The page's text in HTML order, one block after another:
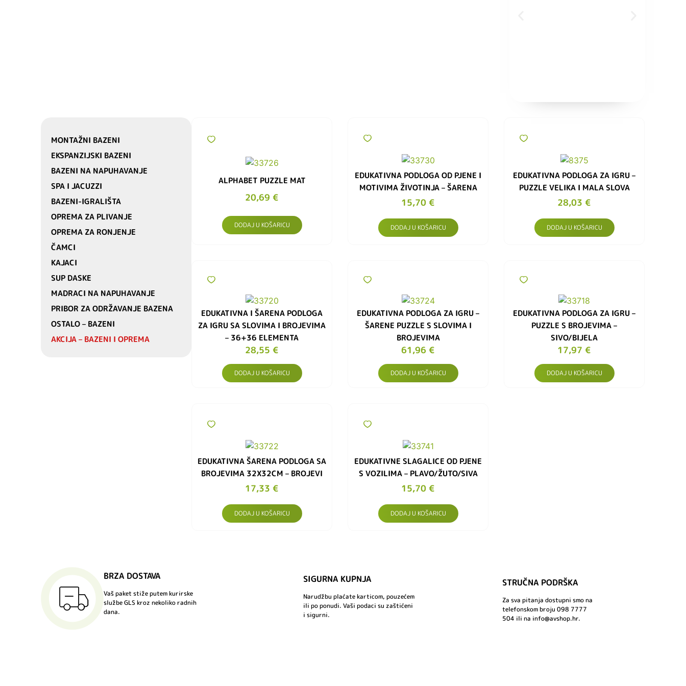
MONTAŽNI BAZENI
EKSPANZIJSKI BAZENI
BAZENI NA NAPUHAVANJE
SPA I JACUZZI
BAZENI-IGRALIŠTA
OPREMA ZA PLIVANJE
OPREMA ZA RONJENJE
ČAMCI
KAJACI
SUP DASKE
MADRACI NA NAPUHAVANJE
PRIBOR ZA ODRŽAVANJE BAZENA
OSTALO – BAZENI
AKCIJA – BAZENI I OPREMA
ALPHABET PUZZLE MAT
20,69 €
DODAJ U KOŠARICU
EDUKATIVNA PODLOGA OD PJENE I
MOTIVIMA ŽIVOTINJA – ŠARENA
15,70 €
DODAJ U KOŠARICU
EDUKATIVNA PODLOGA ZA IGRU –
PUZZLE VELIKA I MALA SLOVA
28,03 €
DODAJ U KOŠARICU
EDUKATIVNA I ŠARENA PODLOGA
ZA IGRU SA SLOVIMA I BROJEVIMA
– 36+36 ELEMENTA
28,55 €
DODAJ U KOŠARICU
EDUKATIVNA PODLOGA ZA IGRU –
ŠARENE PUZZLE S SLOVIMA I
BROJEVIMA
61,96 €
DODAJ U KOŠARICU
EDUKATIVNA PODLOGA ZA IGRU –
PUZZLE S BROJEVIMA –
SIVO/BIJELA
17,97 €
DODAJ U KOŠARICU
EDUKATIVNA ŠARENA PODLOGA SA
BROJEVIMA 32X32CM – BROJEVI
17,33 €
DODAJ U KOŠARICU
EDUKATIVNE SLAGALICE OD PJENE
S VOZILIMA – PLAVO/ŽUTO/SIVA
15,70 €
DODAJ U KOŠARICU
BRZA DOSTAVA
Vaš paket stiže putem kurirske
službe GLS kroz nekoliko radnih
dana.
SIGURNA KUPNJA
Narudžbu plaćate karticom, pouzećem
ili po ponudi. Vaši podaci su zaštićeni
i sigurni.
STRUČNA PODRŠKA
Za sva pitanja dostupni smo na
telefonskom broju 098 7777
504 ili na info@avshop.hr.